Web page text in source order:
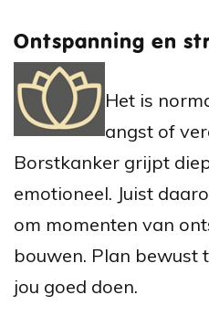
Ontspanning en
Het is
angst of
Borstkanker grijpt
emotioneel. Juist
om momenten van
bouwen. Plan bewust
jou goed doen.